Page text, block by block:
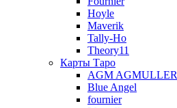
Hoyle
Maverik
Tally-Ho
Theory11
Карты Таро
AGM AGMULLER
Blue Angel
fournier